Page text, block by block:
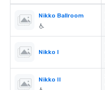
Nikko Ballroom
Nikko I
Nikko II